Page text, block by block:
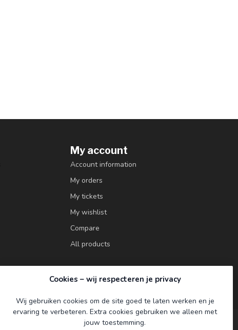
My account
Account information
My orders
My tickets
My wishlist
Compare
All products
Cookies – wij respecteren je privacy
Wij gebruiken cookies om de site goed te laten werken en je
ervaring te verbeteren. Extra cookies gebruiken we alleen met
jouw toestemming.